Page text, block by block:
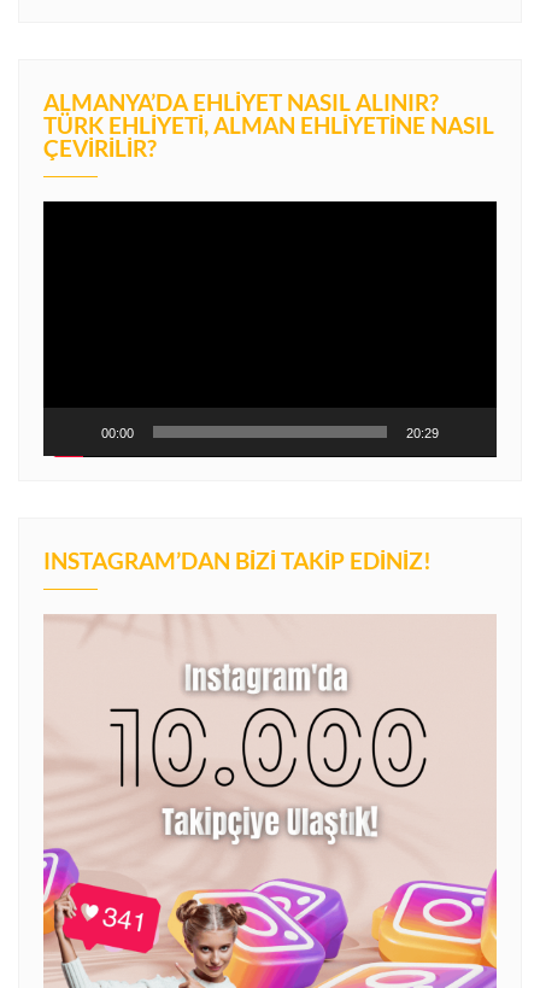
ALMANYA’DA EHLIYET NASIL ALINIR?
TÜRK EHLIYETI, ALMAN EHLIYETINE NASIL
ÇEVIRILIR?
00:00 20:29
INSTAGRAM’DAN BIZI TAKIP EDINIZ!